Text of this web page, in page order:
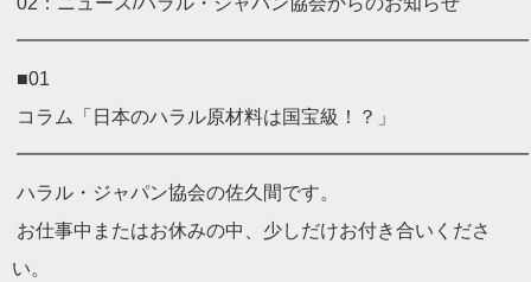
━━━━━━━━━━━━━━━━━━━━━━━━━━━
■01
コラム「日本のハラル原材料は国宝級！？」
━━━━━━━━━━━━━━━━━━━━━━━━━━━
ハラル・ジャパン協会の佐久間です。
お仕事中またはお休みの中、少しだけお付き合いくださ
い。